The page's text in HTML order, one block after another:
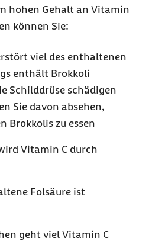
hohen Gehalt an Vitamin
können Sie:
viel des enthaltenen
enthält Brokkoli
Schilddrüse schädigen
Sie davon absehen,
Brokkolis zu essen
Vitamin C durch
Folsäure ist
geht viel Vitamin C